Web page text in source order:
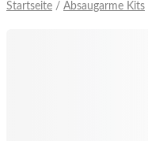
Startseite / Absaugarme Kits